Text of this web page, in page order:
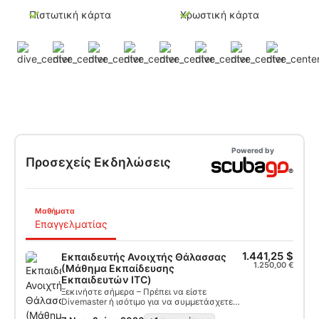
Πιστωτική κάρτα Χρωστική κάρτα
Προσεχείς Εκδηλώσεις
Powered by
Μαθήματα
Επαγγελματίας
Εκπαιδευτής Ανοιχτής Θάλασσας
(Μάθημα Εκπαίδευσης
Εκπαιδευτών ITC)
Ξεκινήστε σήμερα – Πρέπει να είστε
Divemaster ή ισότιμο για να συμμετάσχετε
στην Προσέγγιση Εκπαίδευσης Εκπαιδευτών
1.441,25 $
1.250,00 €